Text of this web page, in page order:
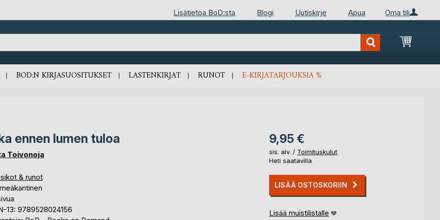
Oma tili
Lisätietoa BoD:sta Blogi Uutiskirje Apua
BOD:N KIRJASUOSITUKSET LASTENKIRJAT RUNOT E-KIRJATARJOUKSIA %
ennen lumen tuloa
Toivonoja
& runot
13: 9789528024156
9,95 €
sis. alv. / Toimituskulut
Heti saatavilla
LISÄÄ OSTOSKORIIN
Lisää muistilistalle